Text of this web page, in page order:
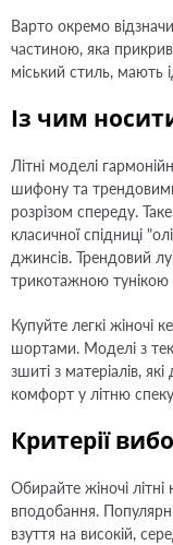
Варто окремо
частиною, яка
міський стиль, мають
Із чим
Літні моделі
шифону та
розрізом спереду.
класичної спідниці
джинсів. Трендовий
трикотажною тунікою
Купуйте легкі жіночі
шортами. Моделі з
зшиті з матеріалів,
комфорт у літню
Критерії
Обирайте жіночі
вподобання.
взуття на високій,